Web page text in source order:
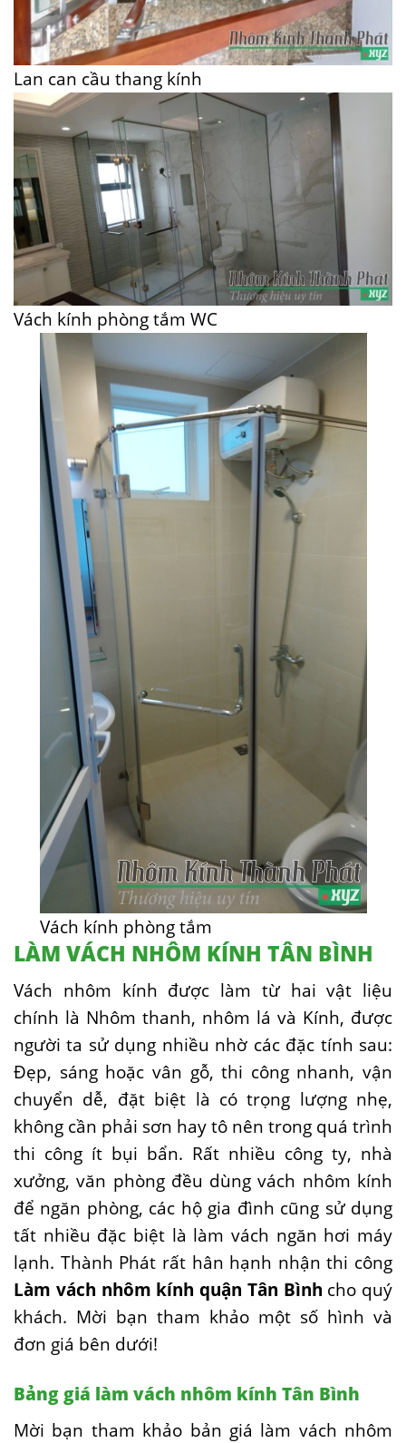
Lan can cầu thang kính
Vách kính phòng tắm WC
Vách kính phòng tắm
LÀM VÁCH NHÔM KÍNH TÂN BÌNH
Vách nhôm kính được làm từ hai vật liệu
chính là Nhôm thanh, nhôm lá và Kính, được
người ta sử dụng nhiều nhờ các đặc tính sau:
Đẹp, sáng hoặc vân gỗ, thi công nhanh, vận
chuyển dễ, đặt biệt là có trọng lượng nhẹ,
không cần phải sơn hay tô nên trong quá trình
thi công ít bụi bẩn. Rất nhiều công ty, nhà
xưởng, văn phòng đều dùng vách nhôm kính
để ngăn phòng, các hộ gia đình cũng sử dụng
tất nhiều đặc biệt là làm vách ngăn hơi máy
lạnh. Thành Phát rất hân hạnh nhận thi công
Làm vách nhôm kính quận Tân Bình cho quý
khách. Mời bạn tham khảo một số hình và
đơn giá bên dưới!
Bảng giá làm vách nhôm kính Tân Bình
Mời bạn tham khảo bản giá làm vách nhôm